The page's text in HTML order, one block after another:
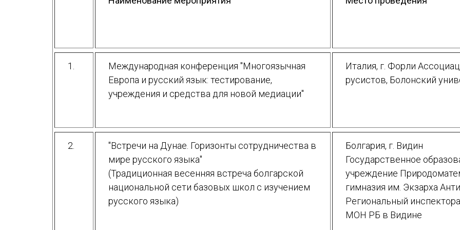
История МАПРЯЛ
Медаль А. С. Пушкина
Оплата членских взносов МАПРЯЛ
1.
Международная конференция "Многоязычная
Европа и русский язык: тестирование,
учреждения и средства для новой медиации"
Италия, г. Форли
русистов, Болонский
2.
"Встречи на Дунае. Горизонты сотрудничества в
мире русского языка"
(Традиционная весенняя встреча болгарской
национальной сети базовых школ с изучением
русского языка)
Болгария, г. Видин
Государственное
учреждение
гимназия им. Экзарха
Региональный
МОН РБ в Видине